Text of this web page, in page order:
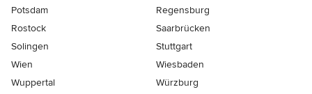
Potsdam
Regensburg
Rostock
Saarbrücken
Solingen
Stuttgart
Wien
Wiesbaden
Wuppertal
Würzburg